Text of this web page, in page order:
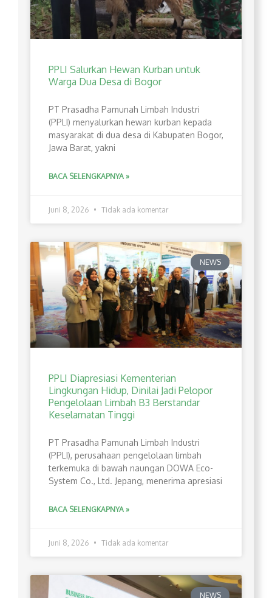
PPLI Salurkan Hewan Kurban untuk
Warga Dua Desa di Bogor
PT Prasadha Pamunah Limbah Industri
(PPLI) menyalurkan hewan kurban kepada
masyarakat di dua desa di Kabupaten Bogor,
Jawa Barat, yakni
BACA SELENGKAPNYA »
Juni 8, 2026 Tidak ada komentar
NEWS
PPLI Diapresiasi Kementerian
Lingkungan Hidup, Dinilai Jadi Pelopor
Pengelolaan Limbah B3 Berstandar
Keselamatan Tinggi
PT Prasadha Pamunah Limbah Industri
(PPLI), perusahaan pengelolaan limbah
terkemuka di bawah naungan DOWA Eco-
System Co., Ltd. Jepang, menerima apresiasi
BACA SELENGKAPNYA »
Juni 8, 2026 Tidak ada komentar
NEWS